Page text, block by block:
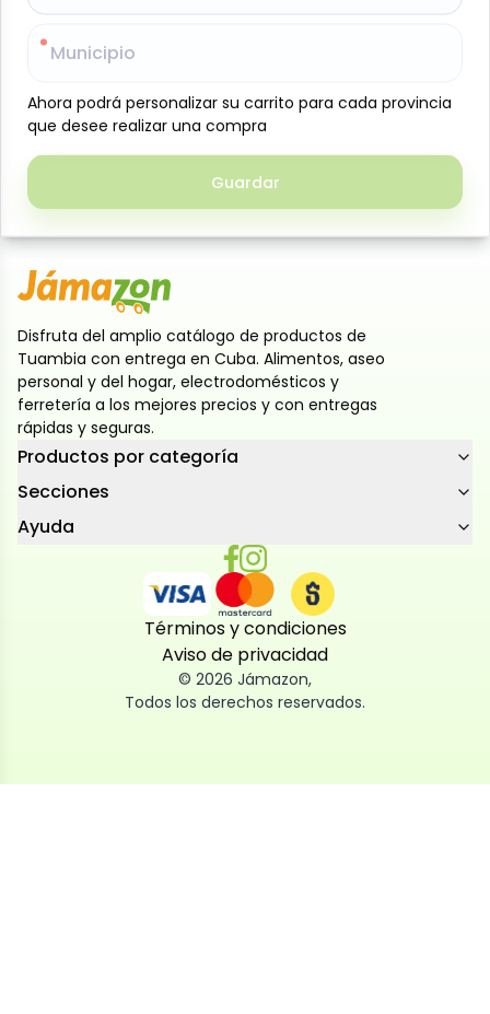
agradable, con un color rojo intenso y perfil
estructurado, ideal para quienes disfrutan de vinos
accesibles y de calidad constante. Una excelente
opción para acompañar momentos especiales o
para el consumo cotidiano, respaldado por el estilo y
tradición de la marca Acantus
Disfruta del amplio catálogo de productos de
Tuambia con entrega en Cuba. Alimentos, aseo
personal y del hogar, electrodomésticos y
ferretería a los mejores precios y con entregas
rápidas y seguras.
Productos por categoría
Secciones
Ayuda
Términos y condiciones
Aviso de privacidad
© 2026 Jámazon,
Todos los derechos reservados.
Municipio
Ahora podrá personalizar su carrito para cada provincia
que desee realizar una compra
Guardar
Municipio
Ahora podrá personalizar su carrito para cada provincia
que desee realizar una compra
Guardar